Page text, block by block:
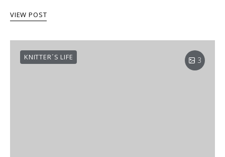
VIEW POST
KNITTER´S LIFE 3